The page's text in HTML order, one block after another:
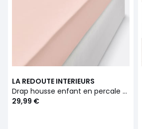
LA REDOUTE INTERIEURS
Drap housse enfant en percale de coton, 80 fils, Scénario
29,99 €